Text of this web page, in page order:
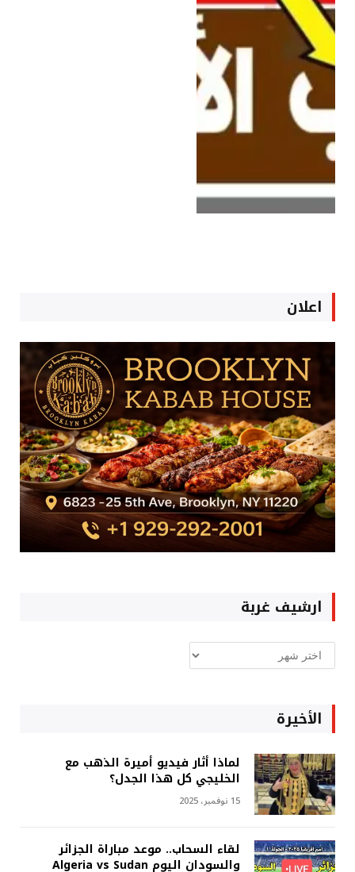
اعلان
ارشيف غربة
ارشيف
غربة
الأخيرة
لماذا أثار فيديو أميرة الذهب مع
الخليجي كل هذا الجدل؟
15 نوفمبر، 2025
لقاء السحاب.. موعد مباراة الجزائر
والسودان اليوم Algeria vs Sudan